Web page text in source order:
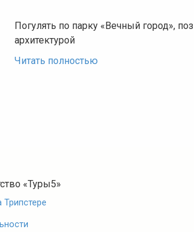
Погулять по парку «Вечный город»,
архитектурой
Читать полностью
«Туры5»
Трипстере